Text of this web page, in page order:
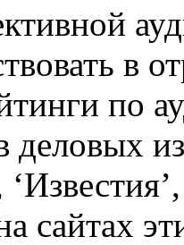
в
по
деловых
сайтах